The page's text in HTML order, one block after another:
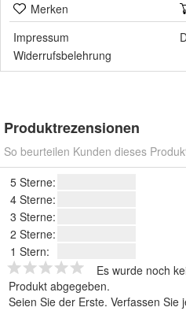
Merken
Impressum
Widerrufsbelehrung
Produktrezensionen
So beurteilen Kunden dieses
5 Sterne:
4 Sterne:
3 Sterne:
2 Sterne:
1 Stern:
Es wurde noch
Produkt abgegeben.
Seien Sie der Erste. Verfassen Sie